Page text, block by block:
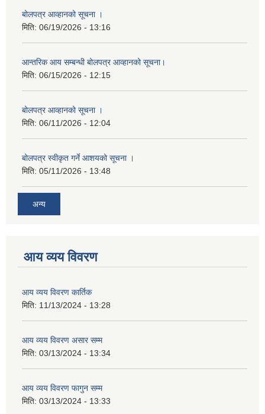
बोलपत्र आव्हानको सूचना ।
मिति: 06/19/2026 - 13:16
आन्तरिक आय सम्बन्धी बोलपत्र आव्हानको सूचना।
मिति: 06/15/2026 - 12:15
बोलपत्र आव्हानको सूचना ।
मिति: 06/11/2026 - 12:04
बोलपत्र स्वीकृत गर्ने आशयको सूचना ।
मिति: 05/11/2026 - 13:48
अन्य
आय व्यय विवरण
आय व्यय विवरण कार्तिक
मिति: 11/13/2024 - 13:28
आय व्यय विवरण असार सम्म
मिति: 03/13/2024 - 13:34
आय व्यय विवरण फागुन सम्म
मिति: 03/13/2024 - 13:33